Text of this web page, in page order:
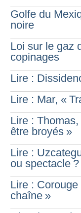
Golfe du
noire
Loi sur le gaz
copinages
Lire :
Lire : Mar, «
Lire : Thomas,
être broyés »
Lire :
ou spectacle ?
Lire :
chaîne »